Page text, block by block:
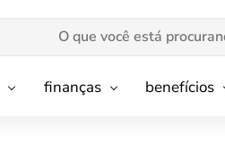
finanças benefícios